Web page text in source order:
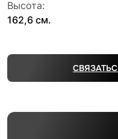
Высота:
162,6 см.